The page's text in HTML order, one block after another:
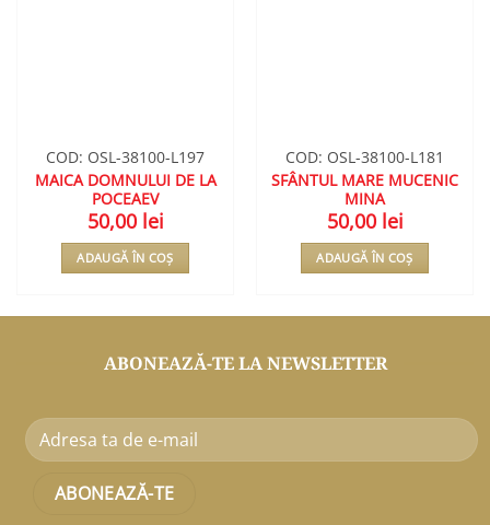
COD: OSL-38100-L197
MAICA DOMNULUI DE LA
POCEAEV
50,00 lei
ADAUGĂ ÎN COȘ
COD: OSL-38100-L181
SFÂNTUL MARE MUCENIC
MINA
50,00 lei
ADAUGĂ ÎN COȘ
ABONEAZĂ-TE LA NEWSLETTER